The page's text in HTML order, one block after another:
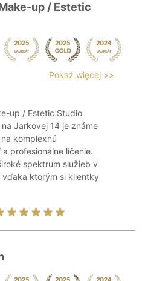
up / Estetic
Pokaż więcej >>
up / Estetic Studio
Jarkovej 14 je známe
komplexnú
profesionálne líčenie.
spektrum služieb v
ktorým si klientky